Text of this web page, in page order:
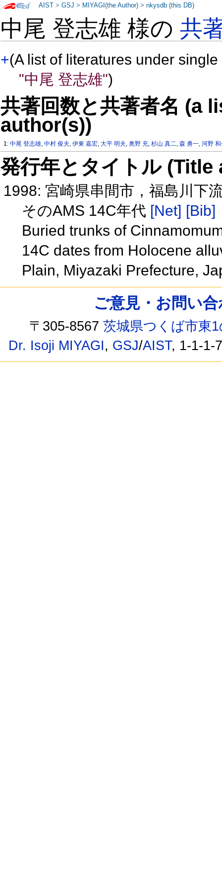
中尾 登志雄 様の共
+(A list of literatures under
"中尾 登志雄")
共著回数と共著者名 (a
author(s))
1:中尾 登志雄,中村 俊夫,伊東 嘉宏,大平 明夫,奥野 充,杉山 真二,森 勇一,河野
発行年とタイトル
1998: 宮崎県串間市，福島川下
そのAMS 14C年代 [Net] [Bib]
Buried trunks of
14C dates from Holocene
Plain, Miyazaki Prefecture,
AIST >GSJ > MIYAGI(the Author) >nkysdb (this DB)
ご意見・お問い
〒305-8567茨城県つくば市東
Dr. Isoji MIYAGI, GSJ/AIST, 1-1-1-